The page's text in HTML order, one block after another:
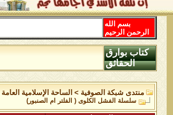
بسم الله
الرحمن الرحيم
كتاب بوارق
الحقائق
منتدى شبكة الصوفية > الساحة اﻹسلامية العامة
سلسلة الفشل الكلوى ( الفلتر ام الصنبور)